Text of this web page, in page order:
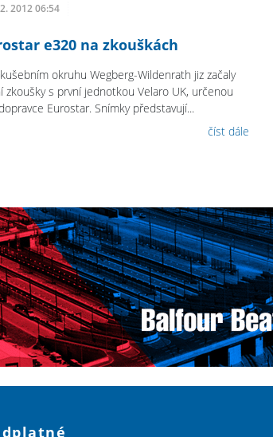
2012 06:54
e320 na zkouškách
okruhu Wegberg-Wildenrath jiz začaly
zkoušky s první jednotkou Velaro UK, určenou
Eurostar. Snímky představují...
číst dále